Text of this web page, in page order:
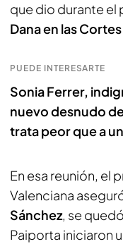
que dio durante el
Dana en las
PUEDE INTERESARTE
Sonia Ferrer,
nuevo desnudo
trata peor que a
En esa reunión, el
Valenciana
Sánchez, se
Paiporta iniciaron